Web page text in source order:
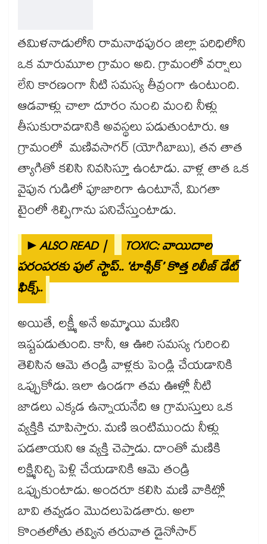
తమిళనాడులోని రామనాథపురం జిల్లా పరిధిలోని
ఒక మారుమూల గ్రామం అది. గ్రామంలో వర్షాలు
లేని కారణంగా నీటి సమస్య తీవ్రంగా ఉంటుంది.
ఆడవాళ్లు చాలా దూరం నుంచి మంచి నీళ్లు
తీసుకురావడానికి అవస్థలు పడుతుంటారు. ఆ
గ్రామంలో మణివసాగర్ (యోగిబాబు), తన తాత
త్యాగితో కలిసి నివసిస్తూ ఉంటాడు. వాళ్ల తాత ఒక
వైపున గుడిలో పూజారిగా ఉంటూనే, మిగతా
టైంలో శిల్పిగాను పనిచేస్తుంటాడు.
►ALSO READ |
TOXIC: వాయిదాల
పరంపరకు ఫుల్ స్టాప్.. ‘టాక్సిక్’ కొత్త రిలీజ్ డేట్
ఫిక్స్..
అయితే, లక్ష్మీ అనే అమ్మాయి మణిని
ఇష్టపడుతుంది. కానీ, ఆ ఊరి సమస్య గురించి
తెలిసిన ఆమె తండ్రి వాళ్లకు పెండ్లి చేయడానికి
ఒప్పుకోడు. ఇలా ఉండగా తమ ఊళ్లో నీటి
జాడలు ఎక్కడ ఉన్నాయనేది ఆ గ్రామస్తులు ఒక
వ్యక్తికి చూపిస్తారు. మణి ఇంటిముందు నీళ్లు
పడతాయని ఆ వ్యక్తి చెప్తాడు. దాంతో మణికి
లక్ష్మినిచ్చి పెళ్లి చేయడానికి ఆమె తండ్రి
ఒప్పుకుంటాడు. అందరూ కలిసి మణి వాకిట్లో
బావి తవ్వడం మొదలుపెడతారు. అలా
కొంతలోతు తవ్విన తరువాత డైనోసార్